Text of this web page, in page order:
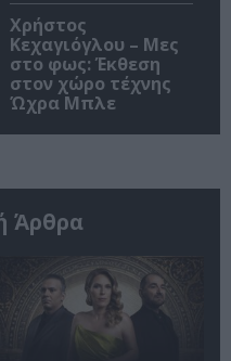
Χρήστος
Κεχαγιόγλου – Μες
στο φως: Έκθεση
στον χώρο τέχνης
Ώχρα Μπλε
Άρθρα